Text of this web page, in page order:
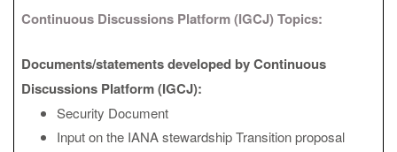
Continuous Discussions Platform (IGCJ) Topics:
Documents/statements developed by Continuous
Discussions Platform (IGCJ):
Security Document
Input on the IANA stewardship Transition proposal